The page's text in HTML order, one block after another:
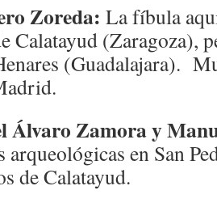
Zoreda: La fíbula
Calatayud (Zaragoza),
(Guadalajara).
Álvaro Zamora y
arqueológicas en San
de Calatayud.